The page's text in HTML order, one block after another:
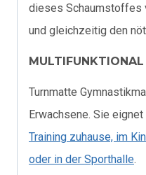
dieses Schaumstoffes
und gleichzeitig den
MULTIFUNKTIONAL
Turnmatte
Erwachsene. Sie
Training zuhause, im
oder in der Sporthalle.